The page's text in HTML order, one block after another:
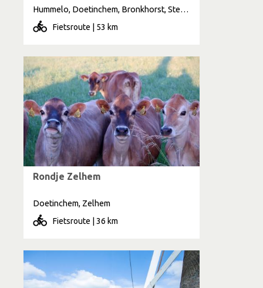
Hummelo, Doetinchem, Bronkhorst, Steenderen, Laag Keppel, Doesburg, Olburgen
Fietsroute | 53 km
Rondje Zelhem
Doetinchem, Zelhem
Fietsroute | 36 km